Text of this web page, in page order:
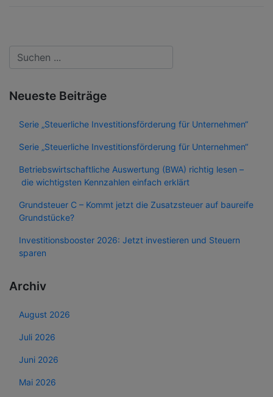
Neueste Beiträge
Serie „Steuerliche Investitionsförderung für Unternehmen“
Serie „Steuerliche Investitionsförderung für Unternehmen“
Betriebswirtschaftliche Auswertung (BWA) richtig lesen –
die wichtigsten Kennzahlen einfach erklärt
Grundsteuer C – Kommt jetzt die Zusatzsteuer auf baureife
Grundstücke?
Investitionsbooster 2026: Jetzt investieren und Steuern
sparen
Archiv
August 2026
Juli 2026
Juni 2026
Mai 2026